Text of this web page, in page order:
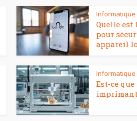
Informatique
Quelle est
pour
appareil
Informatique
Est-ce